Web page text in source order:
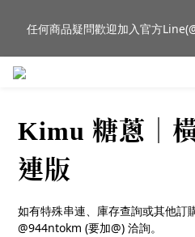
群門市展
任何商品疑問歡迎加入官方
新品到貨｜日本燈具品牌
Kimu 糖蔥｜
連版
如有特殊串連、庫存查詢或其他訂
@944ntokm (要加@) 洽詢。